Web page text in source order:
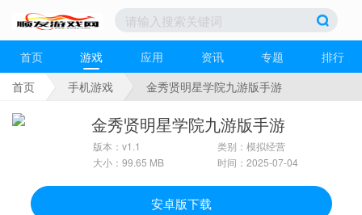
首页 游戏 应用 资讯 专题
排行
首页
手机游戏 金秀贤明星学院九游版手游
金秀贤明星学院九游版手游
版本：v1.1
大小：99.65 MB
类别：模拟经营
时间：2025-07-04
安卓版下载